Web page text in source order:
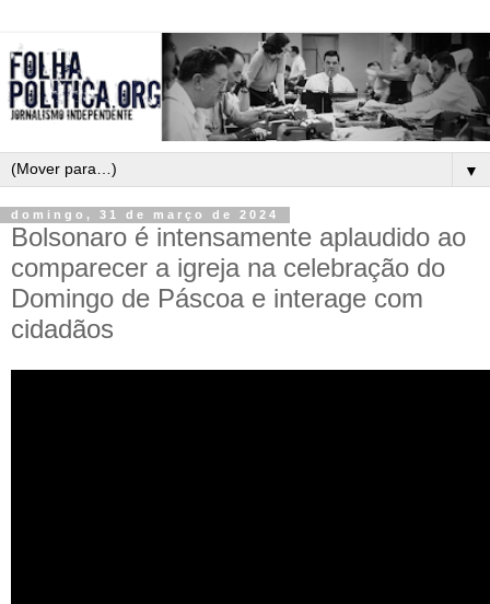
▼
domingo, 31 de março de 2024
Bolsonaro é intensamente aplaudido ao
comparecer a igreja na celebração do
Domingo de Páscoa e interage com
cidadãos